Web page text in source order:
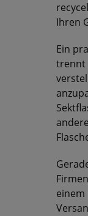
Ihren
Ein
trennt